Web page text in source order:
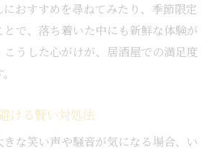
おすすめを尋ねてみたり、季節限定
とで、落ち着いた中にも新鮮な体験が
うした心がけが、居酒屋での満足度
ける賢い対処法
な笑い声や騒音が気になる場合、い